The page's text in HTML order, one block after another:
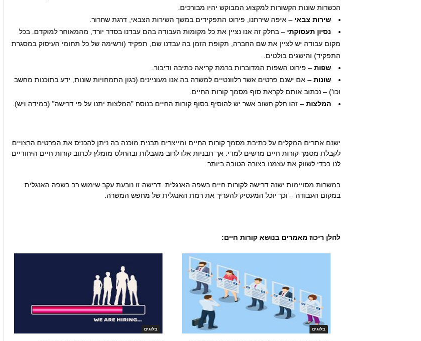
הכשרות שונות הקשורות למקצוע המבוקש יהיו מבורכים.
שירות צבאי – איפה שירתנו, פירוט התפקידים במשך השירות הצבאי, דרגת שחרור.
נסיון תעסוקתי – בחלק זה אנו נציין את כל מקומות העבודה בהם עבדנו בסדר יורד, מהמאוחר למוקדם. בכל
מקום עבודה יש לציין את שם החברה, תקופת הזמן בה עבדנו שם, תפקיד (ורשימה של כל תחומי העיסוק במסגרת
התפקיד) והישגים בולטים.
שפות – פירוט השפות המדוברות ברמת קריאה כתיבה ודיבור.
שונות – אם ישנם פרטים אשר רלוונטיים למשרה בה אנו מעוניינים (כגון התמחויות שונות, ידע בתוכנות מחשב
וכו') – נכתוב אותם לקראת סוף מסמך קורות החיים.
המלצות – זהו חלק חשוב אשר יש להוסיף בסוף קורות החיים בנוסח "המלצות יתנו על פי דרישה" (במידה ויש).
ישנם אתרים המקלים על כתיבת מסמך קורות החיים ומייצרים תבנית מוכנה בה ניתן להכניס את הפרטים הרצויים
לקבלת מסמך קורות חיים מרשים למדי. אך תבניות אלו לרוב מוגבלות ובהחלט מומלץ לכתוב קורות חיים היחודיים
לנו בכדי לשווק את עצמנו בצורה הטובה ביותר.
במשרות מסויימות ישנה דרישה לקורות חיים בשפה האנגלית. דרישה זו נובעת עקב שימוש רב בשפה האנגלית
במקום העבודה – וכך יוכל המעסיק להעריך את רמת האנגלית של מחפש המשרה.
להלן ריכוז מאמרים בנושא קורות חיים:
בלוגים בלוגים